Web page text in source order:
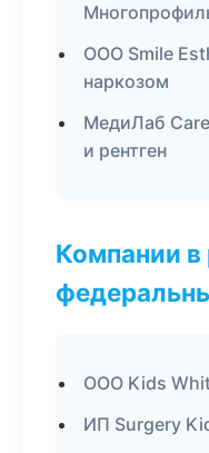
ООО Smile
наркозом
МедиЛаб
и рентген
Компании
ООО Kids
ИП Surgery